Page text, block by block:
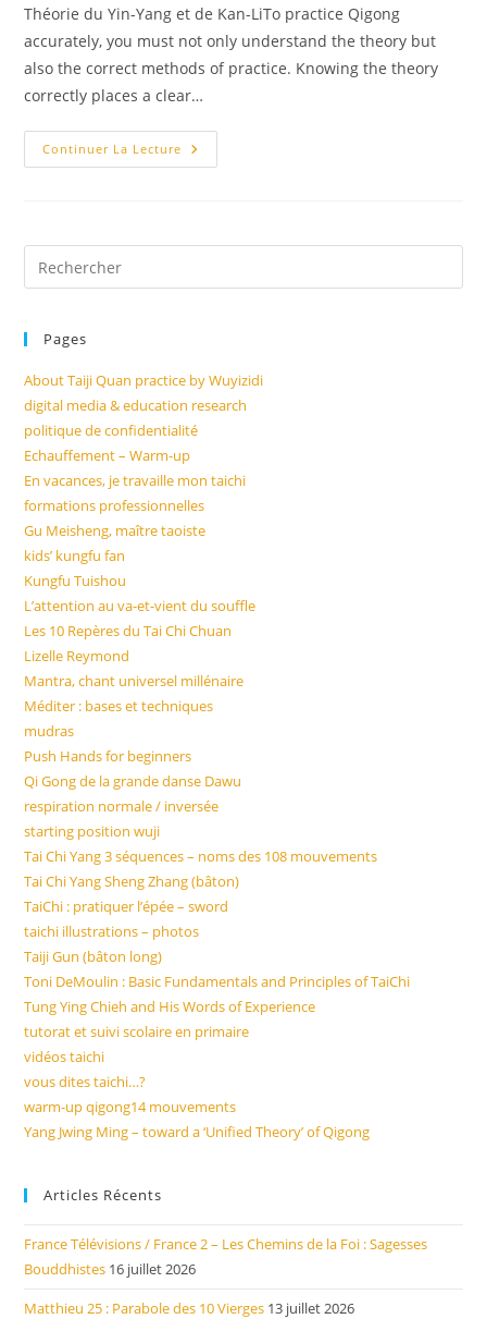
publication :
Théorie du Yin-Yang et de Kan-LiTo practice Qigong
accurately, you must not only understand the theory but
also the correct methods of practice. Knowing the theory
correctly places a clear…
Continuer La Lecture Comment
Les
Yin
Yang
Pages
About Taiji Quan practice by Wuyizidi
digital media & education research
politique de confidentialité
Echauffement – Warm-up
En vacances, je travaille mon taichi
formations professionnelles
Gu Meisheng, maître taoiste
kids’ kungfu fan
Kungfu Tuishou
L’attention au va-et-vient du souffle
Les 10 Repères du Tai Chi Chuan
Lizelle Reymond
Mantra, chant universel millénaire
Méditer : bases et techniques
mudras
Push Hands for beginners
Qi Gong de la grande danse Dawu
respiration normale / inversée
starting position wuji
Tai Chi Yang 3 séquences – noms des 108 mouvements
Tai Chi Yang Sheng Zhang (bâton)
TaiChi : pratiquer l’épée – sword
taichi illustrations – photos
Taiji Gun (bâton long)
Toni DeMoulin : Basic Fundamentals and Principles of TaiChi
Tung Ying Chieh and His Words of Experience
tutorat et suivi scolaire en primaire
vidéos taichi
vous dites taichi…?
warm-up qigong14 mouvements
Yang Jwing Ming – toward a ‘Unified Theory’ of Qigong
Articles Récents
France Télévisions / France 2 – Les Chemins de la Foi : Sagesses
Bouddhistes 16 juillet 2026
Matthieu 25 : Parabole des 10 Vierges 13 juillet 2026